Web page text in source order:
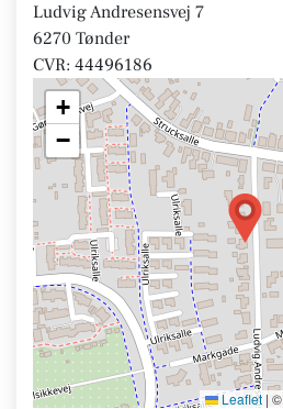
Ludvig Andresensvej 7
6270 Tønder
CVR: 44496186
+
−
Leaflet | ©